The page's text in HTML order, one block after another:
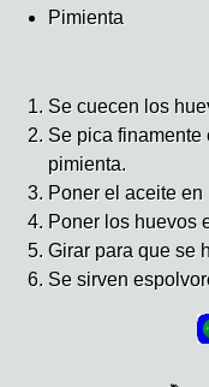
Pimienta
Se cuecen los
Se pica
pimienta.
Poner el aceite en
Poner los huevos
Girar para que se
Se sirven